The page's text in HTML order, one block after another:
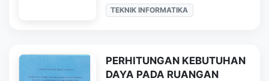
TEKNIK INFORMATIKA
PERHITUNGAN KEBUTUHAN
DAYA PADA RUANGAN